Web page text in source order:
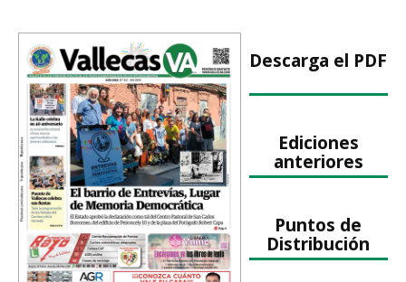
Descarga el PDF
Ediciones
anteriores
Puntos de
Distribución